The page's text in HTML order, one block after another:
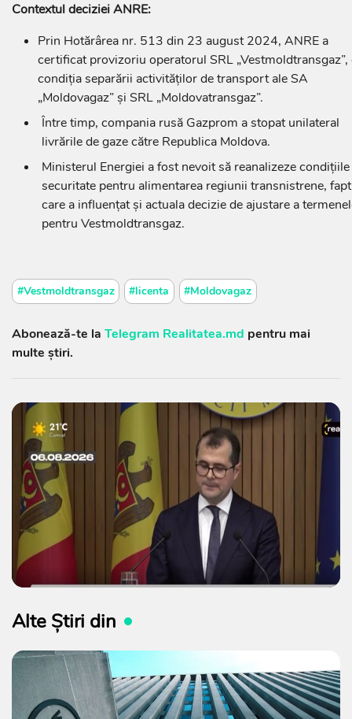
Contextul deciziei ANRE:
Prin Hotărârea nr. 513 din 23 august 2024, ANRE a
certificat provizoriu operatorul SRL „Vestmoldtransgaz”,
condiția separării activităților de transport ale SA
„Moldovagaz” și SRL „Moldovatransgaz”.
Între timp, compania rusă Gazprom a stopat unilateral
livrările de gaze către Republica Moldova.
Ministerul Energiei a fost nevoit să reanalizeze condițiile
securitate pentru alimentarea regiunii transnistrene, fapt
care a influențat și actuala decizie de ajustare a
pentru Vestmoldtransgaz.
#Vestmoldtransgaz #licenta #Moldovagaz
Abonează-te la Telegram Realitatea.md pentru mai
multe știri.
Alte Știri din